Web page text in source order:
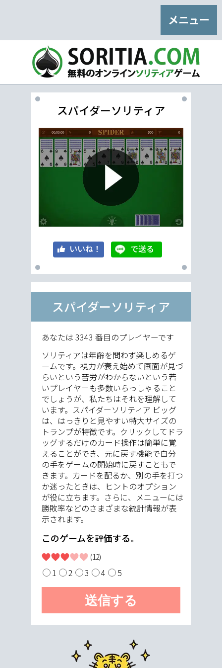
メニュー
スパイダーソリティア
いいね！ で送る
スパイダーソリティア
あなたは 3343 番目のプレイヤーです
ソリティアは年齢を問わず楽しめるゲ
ームです。視力が衰え始めて画面が見づ
らいという苦労がわからないという若
いプレイヤーも多数いらっしゃること
でしょうが、私たちはそれを理解して
います。スパイダーソリティア ビッグ
は、はっきりと見やすい特大サイズの
トランプが特徴です。クリックしてドラ
ッグするだけのカード操作は簡単に覚
えることができ、元に戻す機能で自分
の手をゲームの開始時に戻すこともで
きます。カードを配るか、別の手を打つ
か迷ったときは、ヒントのオプション
が役に立ちます。さらに、メニューには
勝敗率などのさまざまな統計情報が表
示されます。
このゲームを評価する。
(12)
1 2 3 4 5